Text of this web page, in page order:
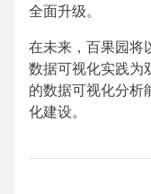
全面升级。
在未来，百果园将
数据可视化实践为
的数据可视化分析
化建设。